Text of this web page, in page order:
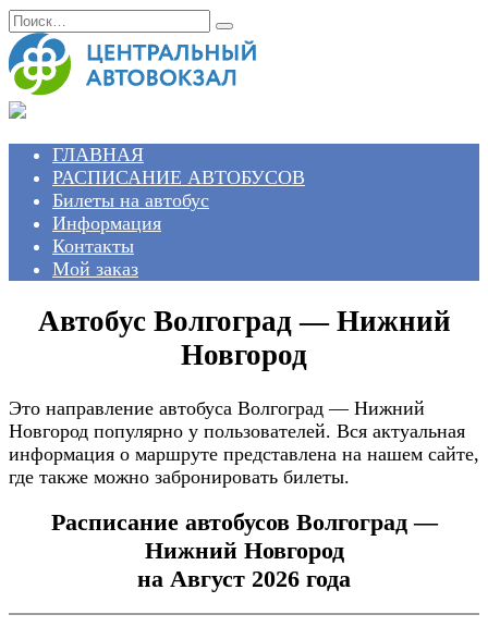
Перейти
к
содержанию
Search
for:
ГЛАВНАЯ
РАСПИСАНИЕ АВТОБУСОВ
Билеты на автобус
Информация
Контакты
Мой заказ
Автобус Волгоград — Нижний
Новгород
Это направление автобуса Волгоград — Нижний
Новгород популярно у пользователей. Вся актуальная
информация о маршруте представлена на нашем сайте,
где также можно забронировать билеты.
Расписание автобусов Волгоград —
Нижний Новгород
на Август 2026 года